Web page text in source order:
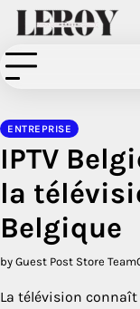
Skip
content
ENTREPRISE
IPTV
la
Belgique
by Guest Post Store Team
La télévision